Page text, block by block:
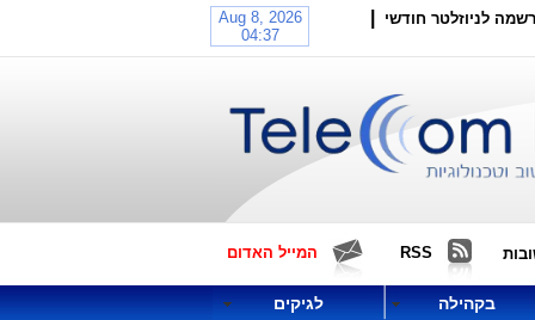
לניוזלטר חודשי
RSS המייל האדום
בקהילה לגיקים